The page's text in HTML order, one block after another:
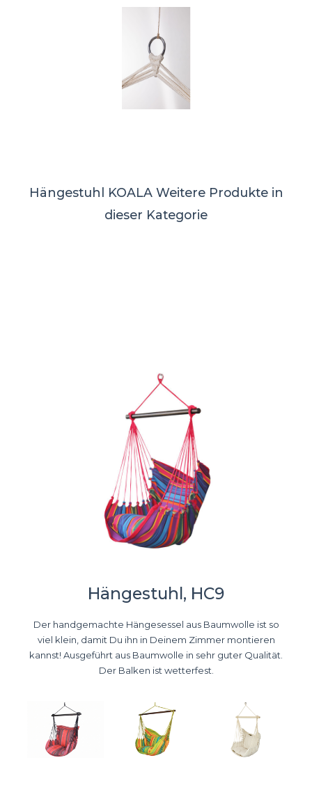
Hängestuhl KOALA Weitere Produkte in
dieser Kategorie
Hängestuhl, HC9
Der handgemachte Hängesessel aus Baumwolle ist so
viel klein, damit Du ihn in Deinem Zimmer montieren
kannst! Ausgeführt aus Baumwolle in sehr guter Qualität.
Der Balken ist wetterfest.